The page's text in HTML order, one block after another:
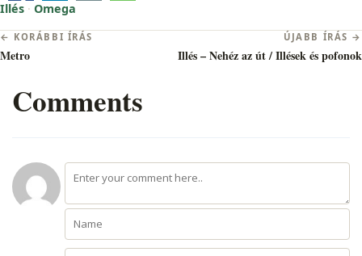
Illés · Omega
Bejegyzés
navigáció
← KORÁBBI ÍRÁS
Metro
ÚJABB ÍRÁS →
Illés – Nehéz az út / Illések és pofonok
Comments